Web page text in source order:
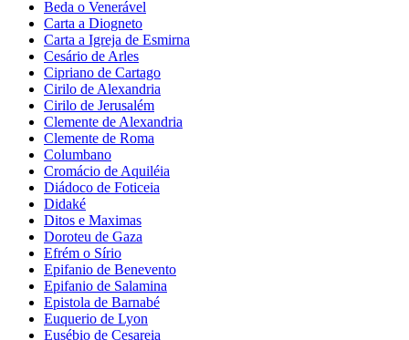
Beda o Venerável
Carta a Diogneto
Carta a Igreja de Esmirna
Cesário de Arles
Cipriano de Cartago
Cirilo de Alexandria
Cirilo de Jerusalém
Clemente de Alexandria
Clemente de Roma
Columbano
Cromácio de Aquiléia
Diádoco de Foticeia
Didaké
Ditos e Maximas
Doroteu de Gaza
Efrém o Sírio
Epifanio de Benevento
Epifanio de Salamina
Epistola de Barnabé
Euquerio de Lyon
Eusébio de Cesareia